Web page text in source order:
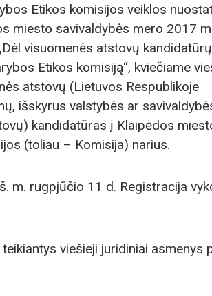
Etikos komisijos veiklos
miesto savivaldybės mero 2017
visuomenės atstovų
Etikos komisiją“, kviečiame
atstovų (Lietuvos Respublikoje
išskyrus valstybės ar
kandidatūras į Klaipėdos
(toliau – Komisija) narius.
m. rugpjūčio 11 d. Registracija
viešieji juridiniai asmenys